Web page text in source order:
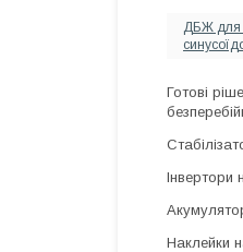
ДБЖ для
Готові
Інвертори
Наклейки